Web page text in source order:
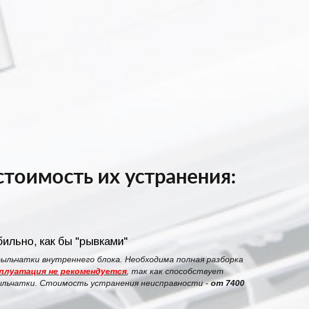
их устранения:
как бы "рывками"
внутреннего блока. Необходима полная разборка
не рекомендуется , так как способствует
Стоимость устранения неисправности -от 7400